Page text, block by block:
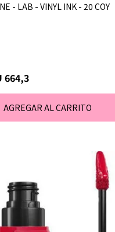
- LAB - VINYL INK - 20 COY
664,3